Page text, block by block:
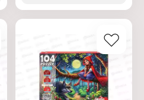
Рекомендуемый возраст:
от 3 лет
Размер собранного
пазла: 33х24 см
Размер элемента: 24х31